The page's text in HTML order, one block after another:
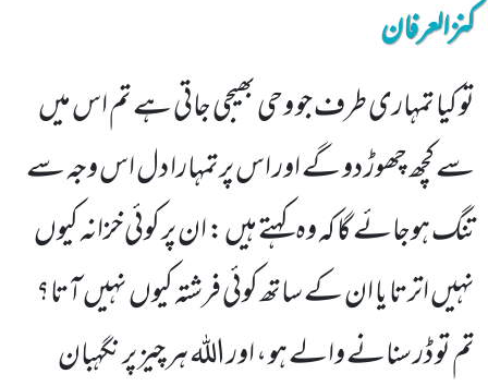
کنزالعرفان
تو کیا تمہاری طرف جو وحی بھیجی جاتی ہے تم اس میں
سے کچھ چھوڑ دو گے اور اس پرتمہارا دل اس وجہ سے
تنگ ہوجائے گا کہ وہ کہتے ہیں : ان پر کوئی خزانہ کیوں
نہیں اترتا یا ان کے ساتھ کوئی فرشتہ کیوں نہیں آتا؟
تم تو ڈر سنانے والے ہو ، اور اللہ ہر چیز پر نگہبان